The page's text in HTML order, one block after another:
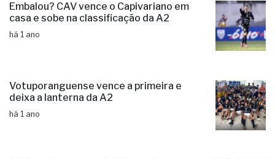
Embalou? CAV vence o Capivariano em
casa e sobe na classificação da A2
há 1 ano
Votuporanguense vence a primeira e
deixa a lanterna da A2
há 1 ano